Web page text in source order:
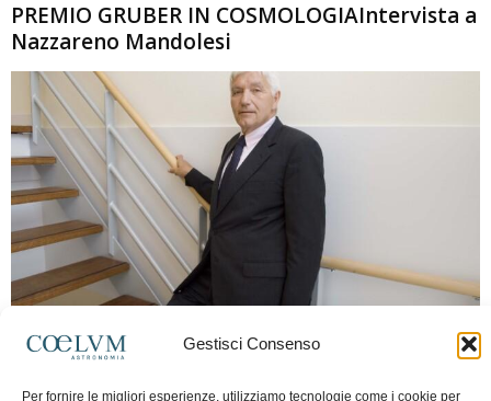
Gestisci Consenso
Per fornire le migliori esperienze, utilizziamo tecnologie come i cookie per
PREMIO GRUBER IN COSMOLOGIAIntervista a
Nazzareno Mandolesi
Frida Paolella - 16 Giugno 2026 0
spaziale europea e della missione Planck. Il dialogo ripercorre i principali